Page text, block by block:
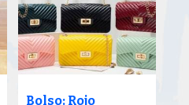
Bolso: Rojo